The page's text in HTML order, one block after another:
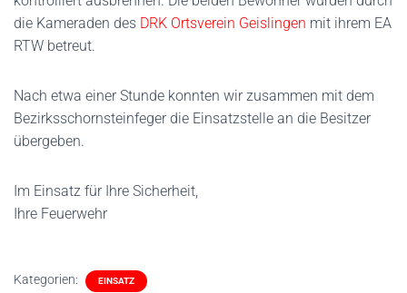
die Kameraden des DRK Ortsverein Geislingen mit ihrem EA
RTW betreut.
Nach etwa einer Stunde konnten wir zusammen mit dem
Bezirksschornsteinfeger die Einsatzstelle an die Besitzer
übergeben.
Im Einsatz für Ihre Sicherheit,
Ihre Feuerwehr
Kategorien: EINSATZ